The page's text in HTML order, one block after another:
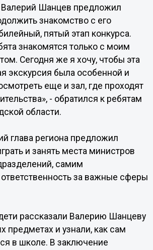
Шанцев предложил
знакомство с его
пятый этап конкурса.
знакомятся только с моим
Сегодня же я хочу, чтобы эта
экскурсия была особенной и
еще и зал, где проходят
- обратился к ребятам
области.
глава региона предложил
и занять места министров
самим
ответственность за важные сферы
рассказали Валерию Шанцеву
предметах и узнали, как сам
в школе. В заключение